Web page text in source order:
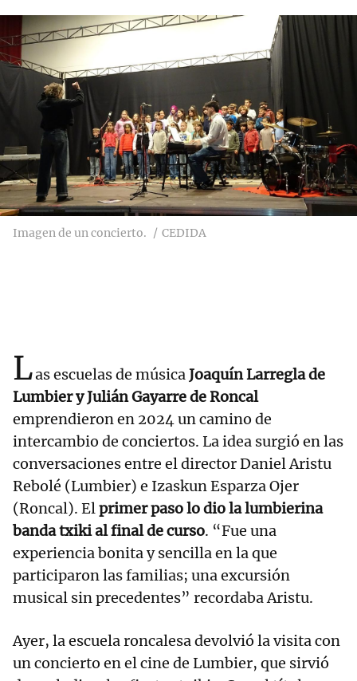
Imagen de un concierto. CEDIDA
Las escuelas de músicaJoaquín Larregla de
Lumbier y Julián Gayarre de Roncal
emprendieron en 2024 un camino de
intercambio de conciertos. La idea surgió en las
conversaciones entre el director Daniel Aristu
Rebolé (Lumbier) e Izaskun Esparza Ojer
(Roncal). Elprimer paso lo dio la lumbierina
banda txiki al final de curso. “Fue una
experiencia bonita y sencilla en la que
participaron las familias; una excursión
musical sin precedentes” recordaba Aristu.
Ayer, la escuela roncalesa devolvió la visita con
un concierto en el cine de Lumbier, que sirvió